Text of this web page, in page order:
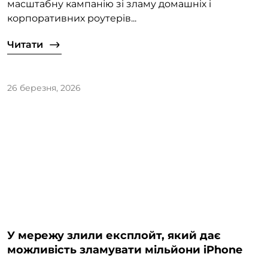
масштабну кампанію зі зламу домашніх і
корпоративних роутерів...
Читати
26 березня, 2026
У мережу злили експлойт, який дає
можливість зламувати мільйони iPhone